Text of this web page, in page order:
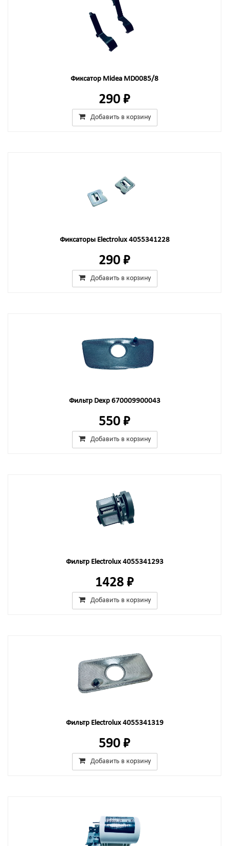
Фиксатор Midea MD0085/8
290 ₽
Добавить в корзину
Фиксаторы Electrolux 4055341228
290 ₽
Добавить в корзину
Фильтр Dexp 670009900043
550 ₽
Добавить в корзину
Фильтр Electrolux 4055341293
1428 ₽
Добавить в корзину
Фильтр Electrolux 4055341319
590 ₽
Добавить в корзину